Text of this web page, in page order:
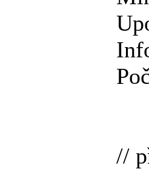
//